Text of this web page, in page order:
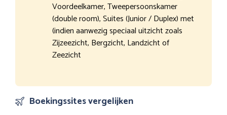
Voordeelkamer, Tweepersoonskamer
(double room), Suites (Junior / Duplex) met
(indien aanwezig speciaal uitzicht zoals
Zijzeezicht, Bergzicht, Landzicht of
Zeezicht
Boekingssites vergelijken